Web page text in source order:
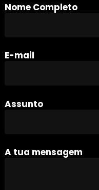
Nome Completo
E-mail
Assunto
A tua mensagem